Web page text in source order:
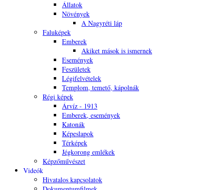
Állatok
Növények
A Nagyréti láp
Faluképek
Emberek
Akiket mások is ismernek
Események
Feszületek
Légifelvételek
Templom, temető, kápolnák
Régi képek
Árvíz - 1913
Emberek, események
Katonák
Képeslapok
Térképek
Jégkorong emlékek
Képzőművészet
Videók
Hivatalos kapcsolatok